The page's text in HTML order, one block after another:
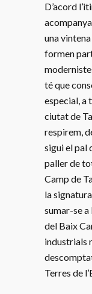
D’acord
una
formen
té que
especial, a
ciutat de
respirem,
sigui el pal
paller de
Camp de
la
sumar-se
del Baix
industrials
Terres de